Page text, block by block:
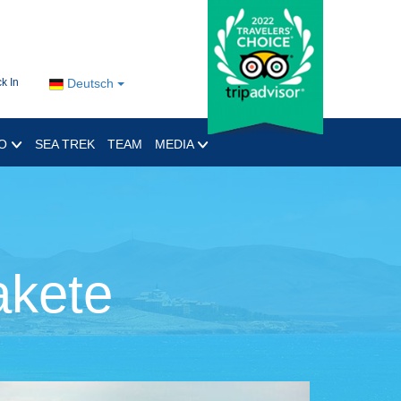
Deutsch
In
SEA TREK TEAM MEDIA